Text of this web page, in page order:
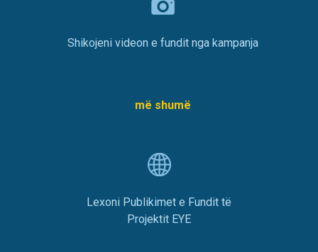
Shikojeni videon e fundit nga kampanja
më shumë
Lexoni Publikimet e Fundit të
Projektit EYE